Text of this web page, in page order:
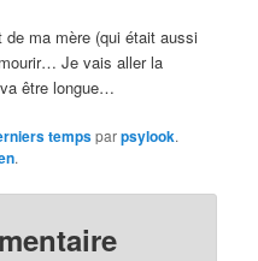
de ma mère (qui était aussi
Je vais aller la
être longue…
tempsparpsylook.
.